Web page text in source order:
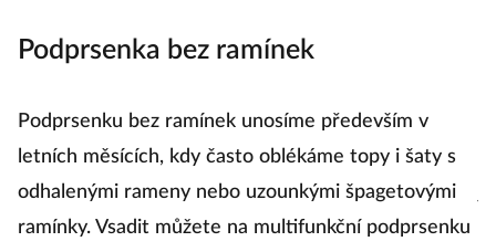
Podprsenka bez ramínek
Podprsenku bez ramínek unosíme především v
letních měsících, kdy často oblékáme topy i šaty s
odhalenými rameny nebo uzounkými špagetovými
ramínky. Vsadit můžete na multifunkční podprsenku